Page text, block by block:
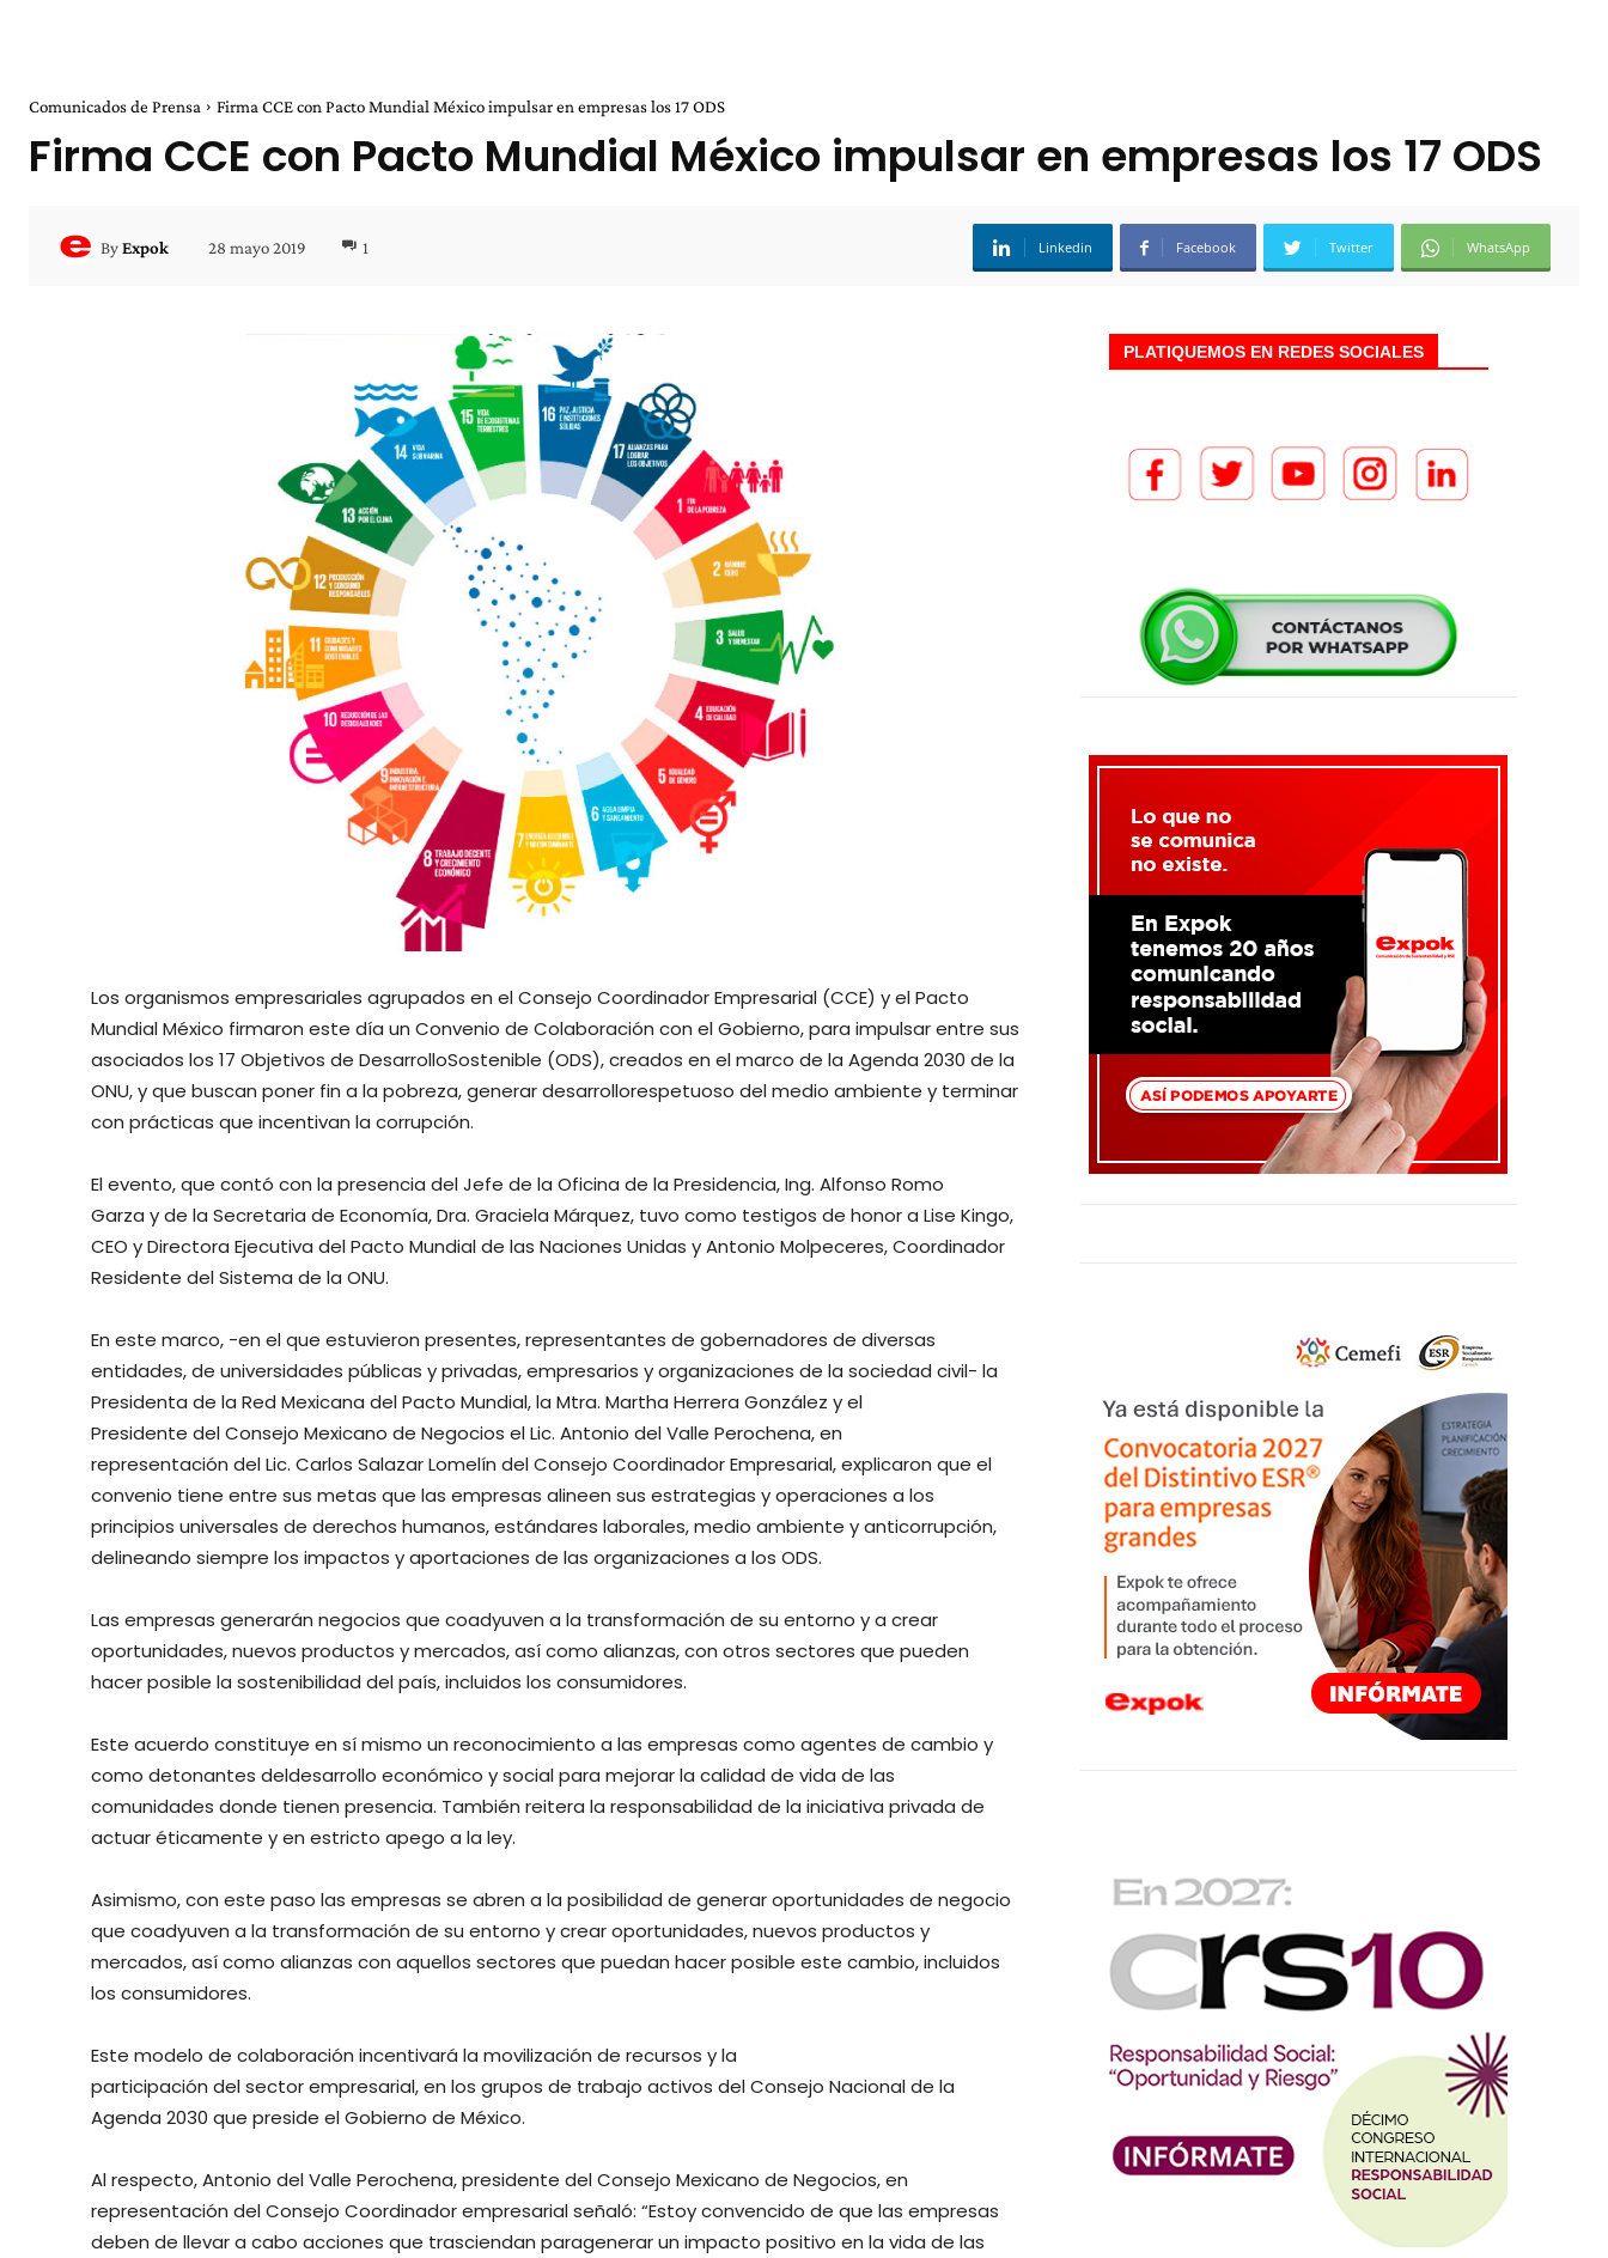
Comunicados de Prensa Firma CCE con Pacto Mundial México impulsar en empresas los 17 ODS
Firma CCE con Pacto Mundial México impulsar en empresas los 17 ODS
ByExpok 28 mayo 2019 1 Linkedin Facebook Twitter WhatsApp
Los organismos empresariales agrupados en el Consejo Coordinador Empresarial (CCE) y el Pacto
Mundial México firmaron este día un Convenio de Colaboración con el Gobierno, para impulsar entre sus
asociados los 17 Objetivos de DesarrolloSostenible (ODS), creados en el marco de la Agenda 2030 de la
ONU, y que buscan poner fin a la pobreza, generar desarrollorespetuoso del medio ambiente y terminar
con prácticas que incentivan la corrupción.
El evento, que contó con la presencia del Jefe de la Oficina de la Presidencia, Ing. Alfonso Romo
Garza y de la Secretaria de Economía, Dra. Graciela Márquez, tuvo como testigos de honor a Lise Kingo,
CEO y Directora Ejecutiva del Pacto Mundial de las Naciones Unidas y Antonio Molpeceres, Coordinador
Residente del Sistema de la ONU.
En este marco, -en el que estuvieron presentes, representantes de gobernadores de diversas
entidades, de universidades públicas y privadas, empresarios y organizaciones de la sociedad civil- la
Presidenta de la Red Mexicana del Pacto Mundial, la Mtra. Martha Herrera González y el
Presidente del Consejo Mexicano de Negocios el Lic. Antonio del Valle Perochena, en
representación del Lic. Carlos Salazar Lomelín del Consejo Coordinador Empresarial, explicaron que el
convenio tiene entre sus metas que las empresas alineen sus estrategias y operaciones a los
principios universales de derechos humanos, estándares laborales, medio ambiente y anticorrupción,
delineando siempre los impactos y aportaciones de las organizaciones a los ODS.
Las empresas generarán negocios que coadyuven a la transformación de su entorno y a crear
oportunidades, nuevos productos y mercados, así como alianzas, con otros sectores que pueden
hacer posible la sostenibilidad del país, incluidos los consumidores.
Este acuerdo constituye en sí mismo un reconocimiento a las empresas como agentes de cambio y
como detonantes deldesarrollo económico y social para mejorar la calidad de vida de las
comunidades donde tienen presencia. También reitera la responsabilidad de la iniciativa privada de
actuar éticamente y en estricto apego a la ley.
Asimismo, con este paso las empresas se abren a la posibilidad de generar oportunidades de negocio
que coadyuven a la transformación de su entorno y crear oportunidades, nuevos productos y
mercados, así como alianzas con aquellos sectores que puedan hacer posible este cambio, incluidos
los consumidores.
Este modelo de colaboración incentivará la movilización de recursos y la
participación del sector empresarial, en los grupos de trabajo activos del Consejo Nacional de la
Agenda 2030 que preside el Gobierno de México.
Al respecto, Antonio del Valle Perochena, presidente del Consejo Mexicano de Negocios, en
representación del Consejo Coordinador empresarial señaló: “Estoy convencido de que las empresas
deben de llevar a cabo acciones que trasciendan paragenerar un impacto positivo en la vida de las
PLATIQUEMOS EN REDES SOCIALES